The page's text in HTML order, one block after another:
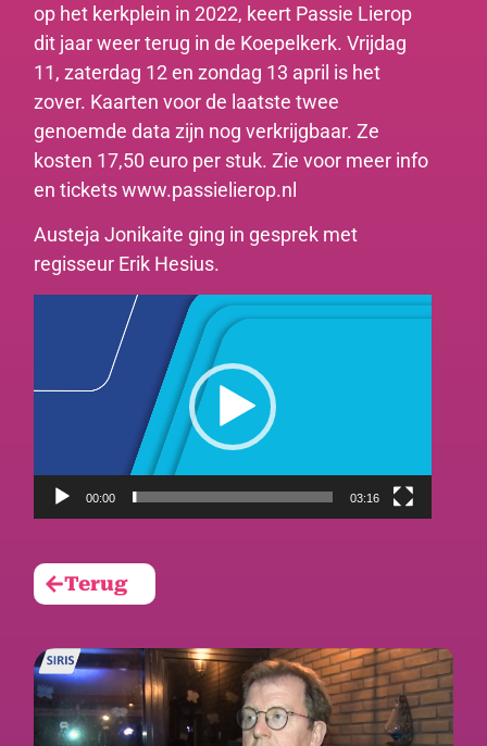
op het kerkplein in 2022, keert Passie Lierop
dit jaar weer terug in de Koepelkerk. Vrijdag
11, zaterdag 12 en zondag 13 april is het
zover. Kaarten voor de laatste twee
genoemde data zijn nog verkrijgbaar. Ze
kosten 17,50 euro per stuk. Zie voor meer info
en tickets www.passielierop.nl
Austeja Jonikaite ging in gesprek met
regisseur Erik Hesius.
Videospeler
00:00 03:16
Terug